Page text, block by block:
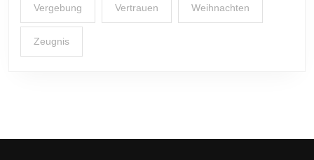
Vergebung Vertrauen Weihnachten
Zeugnis